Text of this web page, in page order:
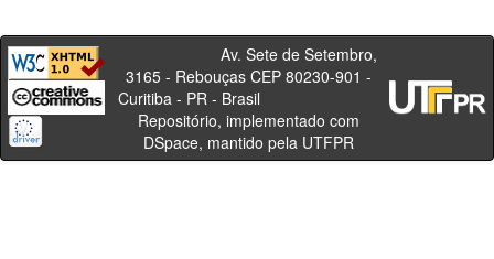
Av. Sete de Setembro,
3165 - Rebouças CEP 80230-901 -
Curitiba - PR - Brasil
Repositório, implementado com
DSpace, mantido pela UTFPR